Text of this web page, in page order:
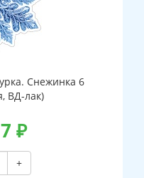
Снежинка 6
ВД-лак)
7 ₽
+